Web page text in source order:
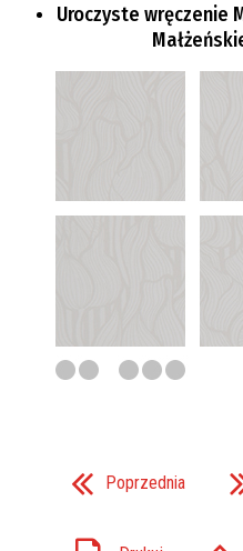
Uroczyste wręczenie
Poprzednia